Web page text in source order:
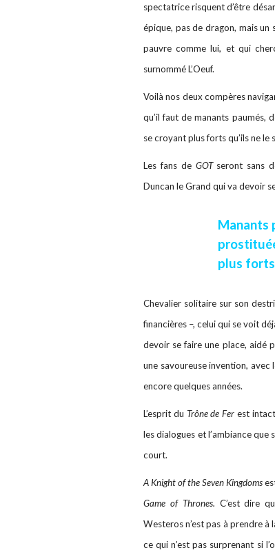
spectatrice risquent d’être
épique, pas de dragon, mais
pauvre comme lui, et qui
surnommé L’Oeuf.
Voilà nos deux compères
qu’il faut de manants paumés,
se croyant plus forts qu’ils ne le
Les fans de GOT seront sans
Duncan le Grand qui va devoir
Manants
plus forts
Chevalier solitaire sur son
financières –, celui qui se voit
devoir se faire une place, aidé
une savoureuse invention, avec
encore quelques années.
L’esprit du Trône de Fer est
les dialogues et l’ambiance que
court.
A Knight of the Seven Kingdoms
Game of Thrones. C’est dire
Westeros n’est pas à prendre à
ce qui n’est pas surprenant si